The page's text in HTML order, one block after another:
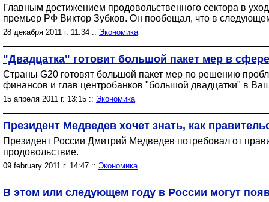
Главным достижением продовольственного сектора в
премьер РФ Виктор Зубков. Он пообещал, что в
28 декабря 2011 г. 11:34 :: Экономика
"Двадцатка" готовит большой пакет мер в
Страны G20 готовят большой пакет мер по решению
финансов и глав центробанков "большой двадцатки" в
15 апреля 2011 г. 13:15 :: Экономика
Президент Медведев хочет знать, как
Президент России Дмитрий Медведев потребовал от
продовольствие.
09 february 2011 г. 14:47 :: Экономика
В этом или следующем году в России могут